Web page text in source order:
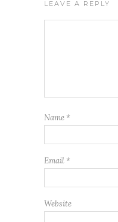
LEAVE A REPLY
Name *
Email *
Website